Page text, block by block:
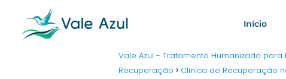
Início
Vale Azul - Tratamento Humanizado
Recuperação
Clínica de Recuperação